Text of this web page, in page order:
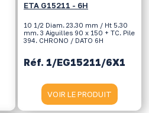
ETA G15211 - 6H
10 1/2 Diam. 23.30 mm / Ht 5.30
mm. 3 Aiguilles 90 x 150 + TC. Pile
394. CHRONO / DATO 6H
Réf. 1/EG15211/6X1
VOIR LE PRODUIT